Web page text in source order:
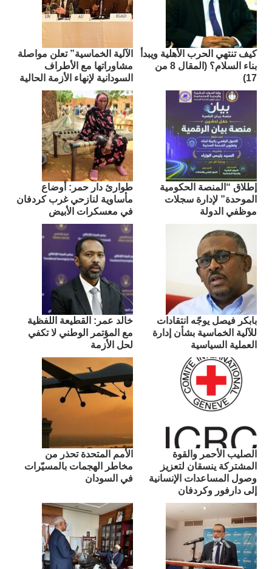
كيف تنتهي الحرب الأهلية ويبدأ
بناء السلام؟ (المقال 8 من
17)
الآلية الخماسية” تعلن مواصلة
مشاوراتها مع الأطراف
السودانية لإنهاء الأزمة الحالية
إطلاق “المنصة الحكومية
الموحدة” لإدارة سجلات
موظفي الدولة
طوارئ دار حمر: أوضاع
مأساوية لنازحي غرب كردفان
في معسكرات الأبيض
بابكر فيصل يوجّه انتقادات
للآلية الخماسية بشأن إدارة
العملية السياسية
​خالد عمر: القطيعة اللفظية
مع المؤتمر الوطني لا تكفي
لحل الأزمة
الصليب الأحمر والقوة
المشتركة ينسقان لتعزيز
وصول المساعدات الإنسانية
إلى دارفور وكردفان
الأمم المتحدة تحذر من
مخاطر الهجمات بالمسيّرات
في السودان